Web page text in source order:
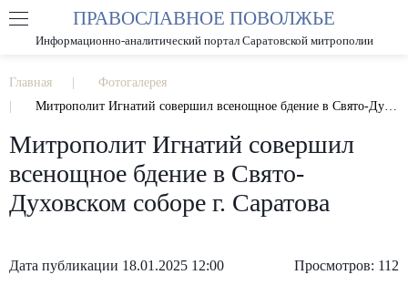
РАЗМЕР ШРИФТА А А
ПРАВОСЛАВНОЕ ПОВОЛЖЬЕ
Информационно-аналитический портал Саратовской митрополии
Главная
Фотогалерея
Митрополит Игнатий совершил всенощное бдение в Свято-Духовском соборе г. Саратова
Митрополит Игнатий совершил
всенощное бдение в Свято-
Духовском соборе г. Саратова
Дата публикации 18.01.2025 12:00
Просмотров: 112